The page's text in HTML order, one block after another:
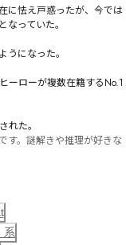
に怯え戸惑ったが、今では
っていた。
になった。
ーローが複数在籍するNo.1
れた。
す。謎解きや推理が好きな